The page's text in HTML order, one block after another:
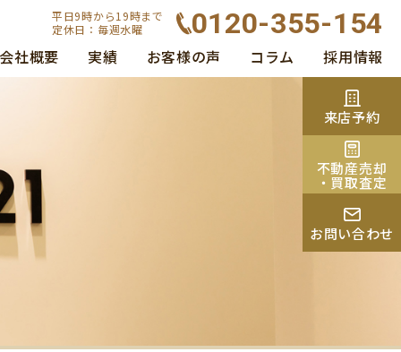
平日9時から19時まで
定休日：毎週水曜
0120-355-154
会社概要 実績 お客様の声 コラム 採用情報
来店予約
不動産売却
・買取査定
お問い合わせ